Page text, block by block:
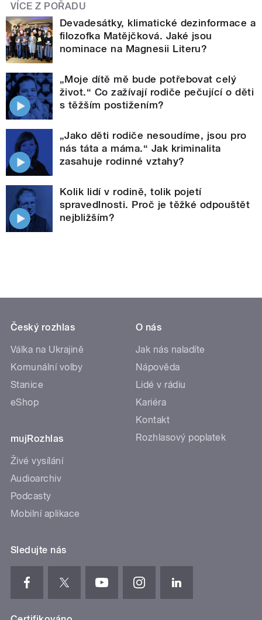
VÍCE Z POŘADU
Devadesátky, klimatické dezinformace a
filozofka Matějčková. Jaké jsou
nominace na Magnesii Literu?
„Moje dítě mě bude potřebovat celý
život.“ Co zažívají rodiče pečující o děti
s těžším postižením?
„Jako děti rodiče nesoudíme, jsou pro
nás táta a máma.“ Jak kriminalita
zasahuje rodinné vztahy?
Kolik lidí v rodině, tolik pojetí
spravedlnosti. Proč je těžké odpouštět
nejbližším?
Český rozhlas
Válka na Ukrajině
Komunální volby
Stanice
eShop
mujRozhlas
Živé vysílání
Audioarchiv
Podcasty
Mobilní aplikace
O nás
Jak nás naladíte
Nápověda
Lidé v rádiu
Kariéra
Kontakt
Rozhlasový poplatek
Sledujte nás